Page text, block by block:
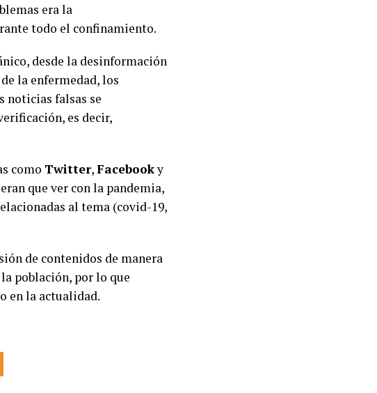
era la
todo el confinamiento.
desde la desinformación
la enfermedad, los
noticias falsas se
es decir,
como Twitter,Facebooky
que ver con la pandemia,
al tema (covid-19,
de contenidos de manera
población, por lo que
en la actualidad.